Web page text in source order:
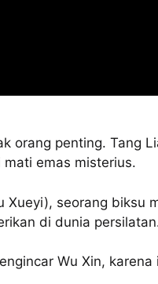
orang penting. Tang
emas misterius.
Xueyi), seorang biksu
di dunia
Wu Xin, karena